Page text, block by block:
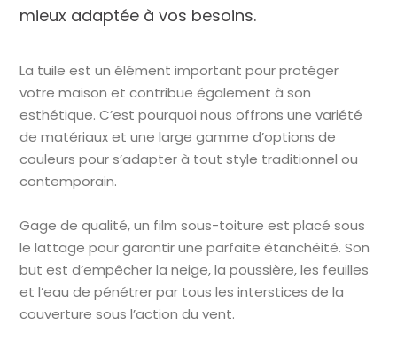
mieux adaptée à vos besoins.
La tuile est un élément important pour protéger
votre maison et contribue également à son
esthétique. C’est pourquoi nous offrons une variété
de matériaux et une large gamme d’options de
couleurs pour s’adapter à tout style traditionnel ou
contemporain.
Gage de qualité, un film sous-toiture est placé sous
le lattage pour garantir une parfaite étanchéité. Son
but est d’empêcher la neige, la poussière, les feuilles
et l’eau de pénétrer par tous les interstices de la
couverture sous l’action du vent.